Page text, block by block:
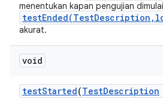
menentukan kapan pengujian
akurat.
void
testStarted(TestDescription